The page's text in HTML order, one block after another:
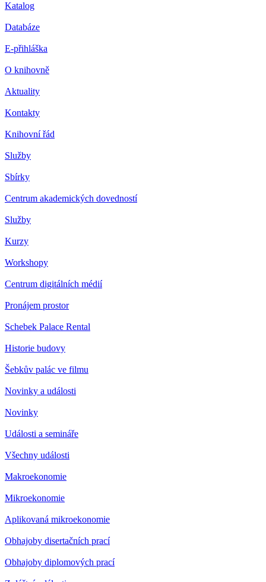
Katalog
Databáze
E-přihláška
O knihovně
Aktuality
Kontakty
Knihovní řád
Služby
Sbírky
Centrum akademických dovedností
Služby
Kurzy
Workshopy
Centrum digitálních médií
Pronájem prostor
Schebek Palace Rental
Historie budovy
Šebkův palác ve filmu
Novinky a události
Novinky
Události a semináře
Všechny události
Makroekonomie
Mikroekonomie
Aplikovaná mikroekonomie
Obhajoby disertačních prací
Obhajoby diplomových prací